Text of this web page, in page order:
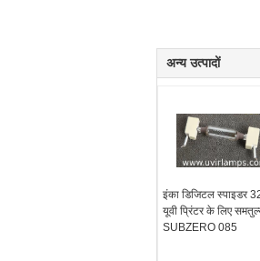
अन्य उत्पादों
इंका डिजिटल स्पाइडर
यूवी प्रिंटर के लिए
SUBZERO 085